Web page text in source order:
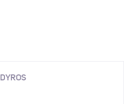
DYROS